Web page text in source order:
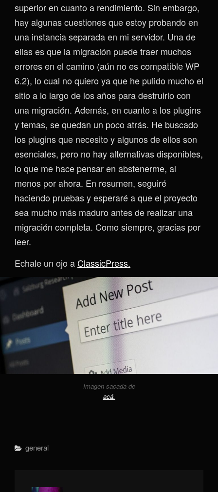
superior en cuanto a rendimiento. Sin embargo,
hay algunas cuestiones que estoy probando en
una instancia separada en mi servidor. Una de
ellas es que la migración puede traer muchos
errores en el camino (aún no es compatible WP
6.2), lo cual no quiero ya que he pulido mucho el
sitio a lo largo de los años para destruirlo con
una migración. Además, en cuanto a los plugins
y temas, se quedan un poco atrás. He buscado
los plugins que necesito y algunos de ellos son
esenciales, pero no hay alternativas disponibles,
lo que me hace pensar en abstenerme, al
menos por ahora. En resumen, seguiré
haciendo pruebas y esperaré a que el proyecto
sea mucho más maduro antes de realizar una
migración completa. Como siempre, gracias por
leer.
Echale un ojo aClassicPress.
Imagen sacada de
acá.
Categorías
General